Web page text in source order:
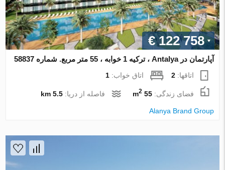
€ 122 758
آپارتمان در Antalya ، ترکیه 1 خوابه ، 55 متر مربع. شماره 58837
اتاقها:2 اتاق خواب:1
فضای زندگی:55 m
2 فاصله از دریا:5.5 km
Alanya Brand Group